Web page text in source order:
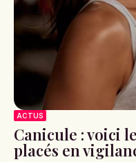
ACTUS
Canicule : voici
placés en